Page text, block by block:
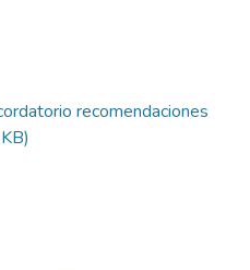
recomendaciones